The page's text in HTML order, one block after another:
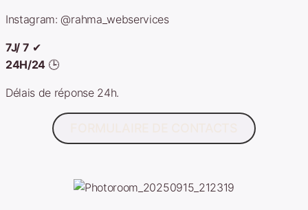
Instagram: @rahma_webservices
7J/ 7 ✔
24H/24 🕒
Délais de réponse 24h.